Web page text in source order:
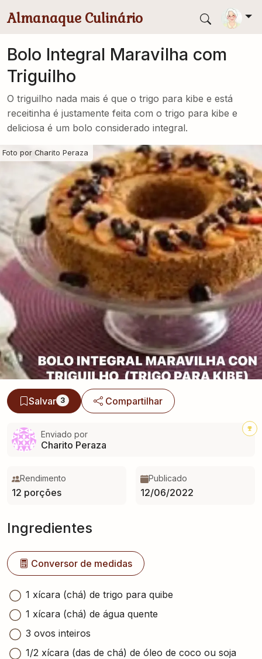
Almanaque Culinário
Bolo Integral Maravilha com
Triguilho
O triguilho nada mais é que o trigo para kibe e está
receitinha é justamente feita com o trigo para kibe e
deliciosa é um bolo considerado integral.
Foto por Charito Peraza
Salvar 3 Compartilhar
Enviado por
Charito Peraza
Rendimento
12 porções
Publicado
12/06/2022
Ingredientes
Conversor de medidas
1 xícara (chá) de trigo para quibe
1 xícara (chá) de água quente
3 ovos inteiros
1/2 xícara (das de chá) de óleo de coco ou soja